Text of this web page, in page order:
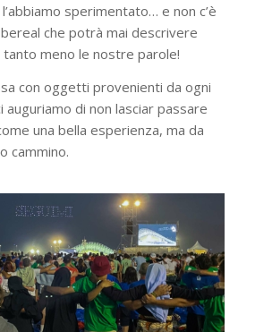
sperimentato… e non c’è
che potrà mai descrivere
meno le nostre parole!
con oggetti provenienti da ogni
di non lasciar passare
una bella esperienza, ma da
cammino.